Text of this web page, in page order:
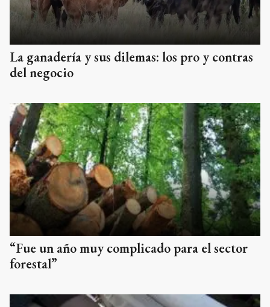
La ganadería y sus dilemas: los pro y contras
del negocio
“Fue un año muy complicado para el sector
forestal”